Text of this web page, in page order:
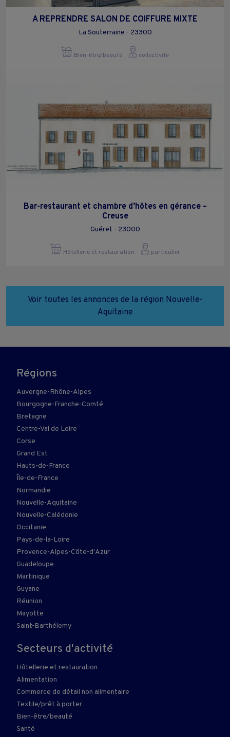
A REPRENDRE SALON DE COIFFURE MIXTE
La Souterraine - 23300
Bien-être/beauté collectivite
Bar-restaurant et chambre d’hôtes en gérance –
Creuse
Guéret - 23000
Hôtellerie et restauration particulier
Voir toutes les annonces de la région Nouvelle-
Aquitaine
Régions
Auvergne-Rhône-Alpes
Bourgogne-Franche-Comté
Bretagne
Centre-Val de Loire
Corse
Grand Est
Hauts-de-France
Île-de-France
Normandie
Nouvelle-Aquitaine
Nouvelle-Calédonie
Occitanie
Pays-de-la-Loire
Provence-Alpes-Côte-d'Azur
Guadeloupe
Martinique
Guyane
Réunion
Mayotte
Saint-Barthélemy
Secteurs d'activité
Hôtellerie et restauration
Alimentation
Commerce de détail non alimentaire
Textile/prêt à porter
Bien-être/beauté
Santé